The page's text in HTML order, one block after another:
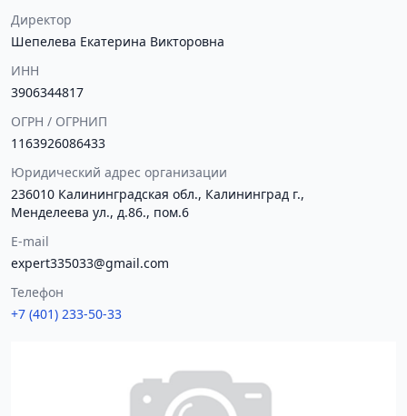
Директор
Шепелева Екатерина Викторовна
ИНН
3906344817
ОГРН / ОГРНИП
1163926086433
Юридический адрес организации
236010 Калининградская обл., Калининград г.,
Менделеева ул., д.86., пом.6
E-mail
expert335033@gmail.com
Телефон
+7 (401) 233-50-33